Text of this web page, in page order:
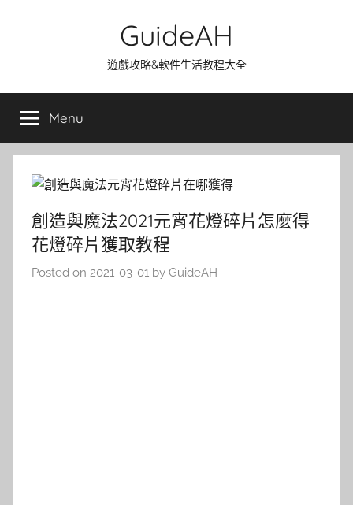
GuideAH
遊戲攻略&軟件生活教程大全
Menu
創造與魔法2021元宵花燈碎片怎麼得
花燈碎片獲取教程
Posted on 2021-03-01 by GuideAH